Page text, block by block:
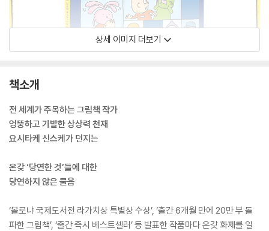
상세 이미지 더보기
책소개
전 세계가 주목하는 그림책 작가
엉뚱하고 기발한 상상력 천재
요시타케 신스케가 던지는
온갖 ‘당연한 것’들에 대한
당연하지 않은 물음
‘볼로냐 국제도서전 라가치상 특별상 수상’, ‘출간 6개월 만에 20만 부 돌
파한 그림책’, ‘출간 즉시 베스트셀러’ 등 발표한 작품마다 온갖 화제를 일